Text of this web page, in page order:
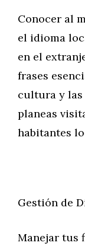
Conocer al
el idioma
en el
frases
cultura y las
planeas
habitantes
Gestión de
Manejar tus